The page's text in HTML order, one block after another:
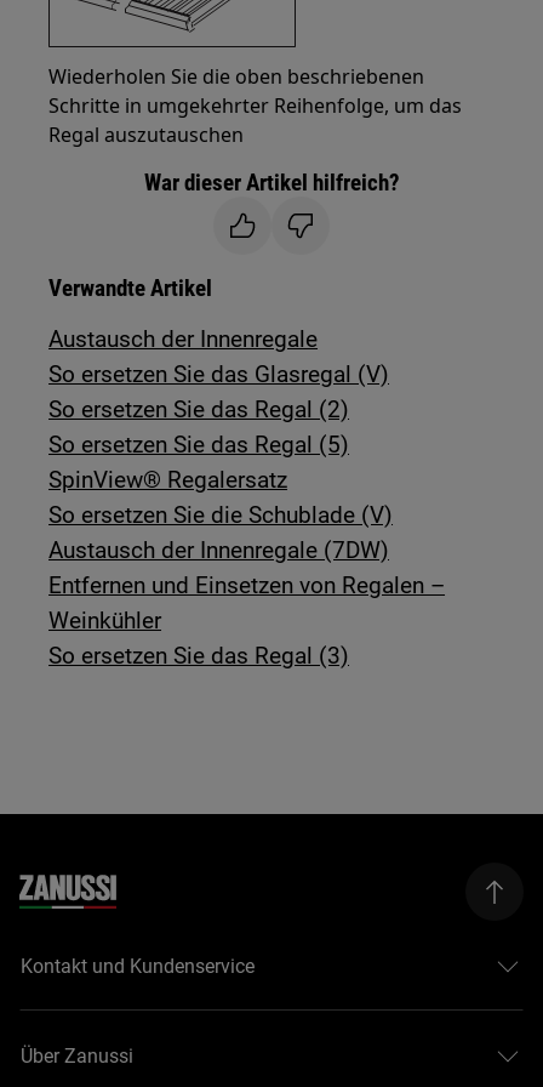
Wiederholen Sie die oben beschriebenen
Schritte in umgekehrter Reihenfolge, um das
Regal auszutauschen
War dieser Artikel hilfreich?
Verwandte Artikel
Austausch der Innenregale
So ersetzen Sie das Glasregal (V)
So ersetzen Sie das Regal (2)
So ersetzen Sie das Regal (5)
SpinView® Regalersatz
So ersetzen Sie die Schublade (V)
Austausch der Innenregale (7DW)
Entfernen und Einsetzen von Regalen –
Weinkühler
So ersetzen Sie das Regal (3)
Kontakt und Kundenservice
Über Zanussi